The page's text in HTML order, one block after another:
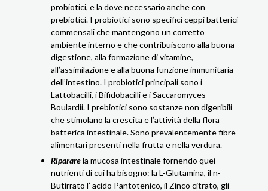
probiotici, e la dove necessario anche con
prebiotici. I probiotici sono specifici ceppi batterici
commensali che mantengono un corretto
ambiente interno e che contribuiscono alla buona
digestione, alla formazione di vitamine,
all’assimilazione e alla buona funzione immunitaria
dell’intestino. I probiotici principali sono i
Lattobacilli, i Bifidobacilli e i Saccaromyces
Boulardii. I prebiotici sono sostanze non digeribili
che stimolano la crescita e l’attività della flora
batterica intestinale. Sono prevalentemente fibre
alimentari presenti nella frutta e nella verdura.
Ripararela mucosa intestinale fornendo quei
nutrienti di cui ha bisogno: la L-Glutamina, il n-
Butirrato l’ acido Pantotenico, il Zinco citrato, gli